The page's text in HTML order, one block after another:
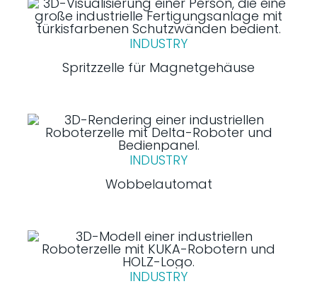
INDUSTRY
Spritzzelle für Magnetgehäuse
INDUSTRY
Wobbelautomat
INDUSTRY